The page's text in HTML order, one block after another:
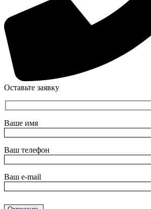
Оставьте заявку
Ваше имя
Ваш телефон
Ваш e-mail